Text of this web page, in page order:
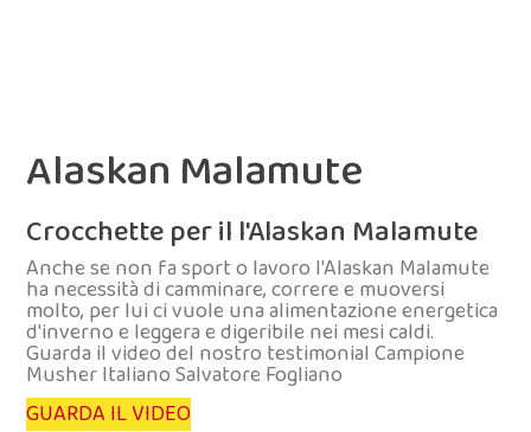
Alaskan Malamute
Crocchette per il l'Alaskan Malamute
Anche se non fa sport o lavoro l'Alaskan Malamute
ha necessità di camminare, correre e muoversi
molto, per lui ci vuole una alimentazione energetica
d'inverno e leggera e digeribile nei mesi caldi.
Guarda il video del nostro testimonial Campione
Musher Italiano Salvatore Fogliano
GUARDA IL VIDEO